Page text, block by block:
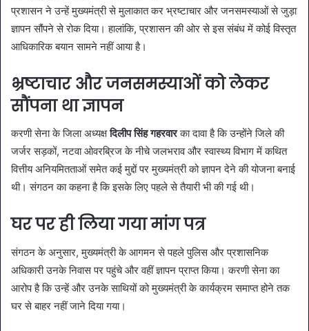
प्रशासन ने उन्हें मुख्यमंत्री से मुलाकात कर भ्रष्टाचार और जनसमस्याओं से जुड़ा
ज्ञापन सौंपने से रोक दिया। हालांकि, प्रशासन की ओर से इस संबंध में कोई विस्तृत
आधिकारिक बयान सामने नहीं आया है।
भ्रष्टाचार और जनसमस्याओं को लेकर
सौंपना था ज्ञापन
करणी सेना के जिला अध्यक्षदिलीप सिंह गहरवारका दावा है कि उन्होंने जिले की
जर्जर सड़कों, नटवा ओवरब्रिज के नीचे जलभराव और स्वास्थ्य विभाग में कथित
वित्तीय अनियमितताओं समेत कई मुद्दों पर मुख्यमंत्री को ज्ञापन देने की योजना बनाई
थी। संगठन का कहना है कि इसके लिए पहले से तैयारी भी की गई थी।
घर पर ही लिया गया मांग पत्र
संगठन के अनुसार, मुख्यमंत्री के आगमन से पहले पुलिस और प्रशासनिक
अधिकारी उनके निवास पर पहुंचे और वहीं ज्ञापन प्राप्त किया। करणी सेना का
आरोप है कि उन्हें और उनके साथियों को मुख्यमंत्री के कार्यक्रम समाप्त होने तक
घर से बाहर नहीं जाने दिया गया।